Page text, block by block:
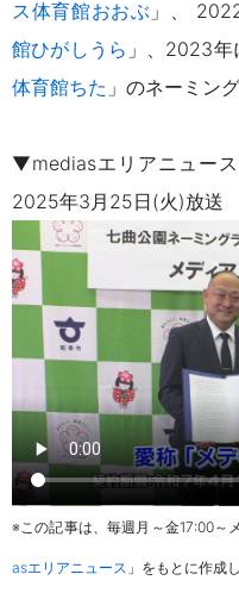
ス体育館おおぶ 」、
館ひがしうら 」、2023年
体育館ちた 」のネーミン
▼mediasエリアニュー
2025年3月25日(火)放送
※この記事は、毎週月～金17:00～
asエリアニュース 」をもとに作成